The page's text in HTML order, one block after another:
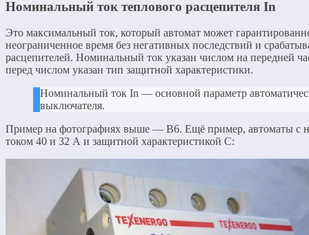
Номинальный ток теплового расцепителя In
Это максимальный ток, который автомат может
неограниченное время без негативных последствий и
расцепителей. Номинальный ток указан числом на передней
перед числом указан тип защитной характеристики.
Номинальный ток In — основной параметр
выключателя.
Пример на фотографиях выше — В6. Ещё пример, автоматы с
током 40 и 32 А и защитной характеристикой С: